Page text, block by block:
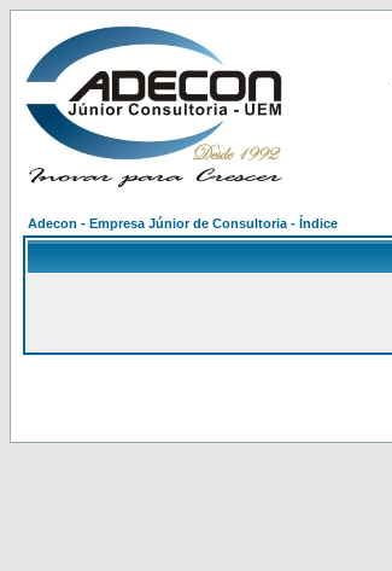
Adecon - Empresa Júnior de Consultoria - Índice